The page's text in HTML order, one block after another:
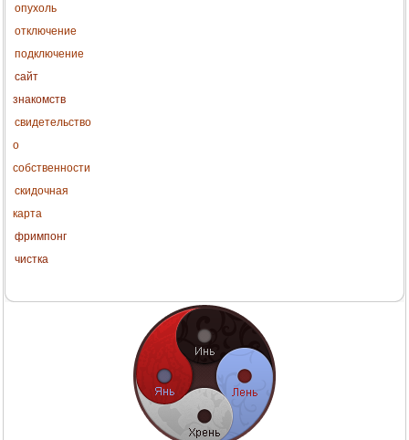
опухоль
отключение
подключение
сайт
знакомств
свидетельство
о
собственности
скидочная
карта
фримпонг
чистка